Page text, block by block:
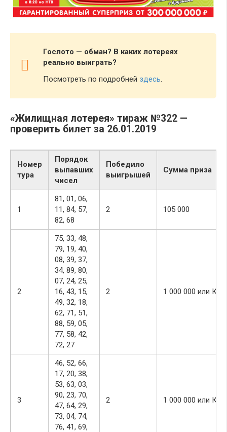
Гослото — обман? В каких лотереях
реально выиграть?
Посмотреть по подробней здесь
«Жилищная лотерея» тираж №322 —
проверить билет за 26.01.2019
Номер
тура
Порядок
выпавших
чисел
Победило
выигрышей
Сумма приза
1
81, 01, 06,
11, 84, 57,
82, 68
2 105 000
2
75, 33, 48,
79, 19, 40,
08, 39, 37,
34, 89, 80,
07, 24, 25,
16, 43, 15,
49, 32, 18,
62, 71, 51,
88, 59, 05,
77, 58, 42,
72, 27
2 1 000 000 или
3
46, 52, 66,
17, 20, 38,
53, 63, 03,
90, 23, 70,
47, 64, 29,
73, 04, 74,
76, 41, 69,
2 1 000 000 или